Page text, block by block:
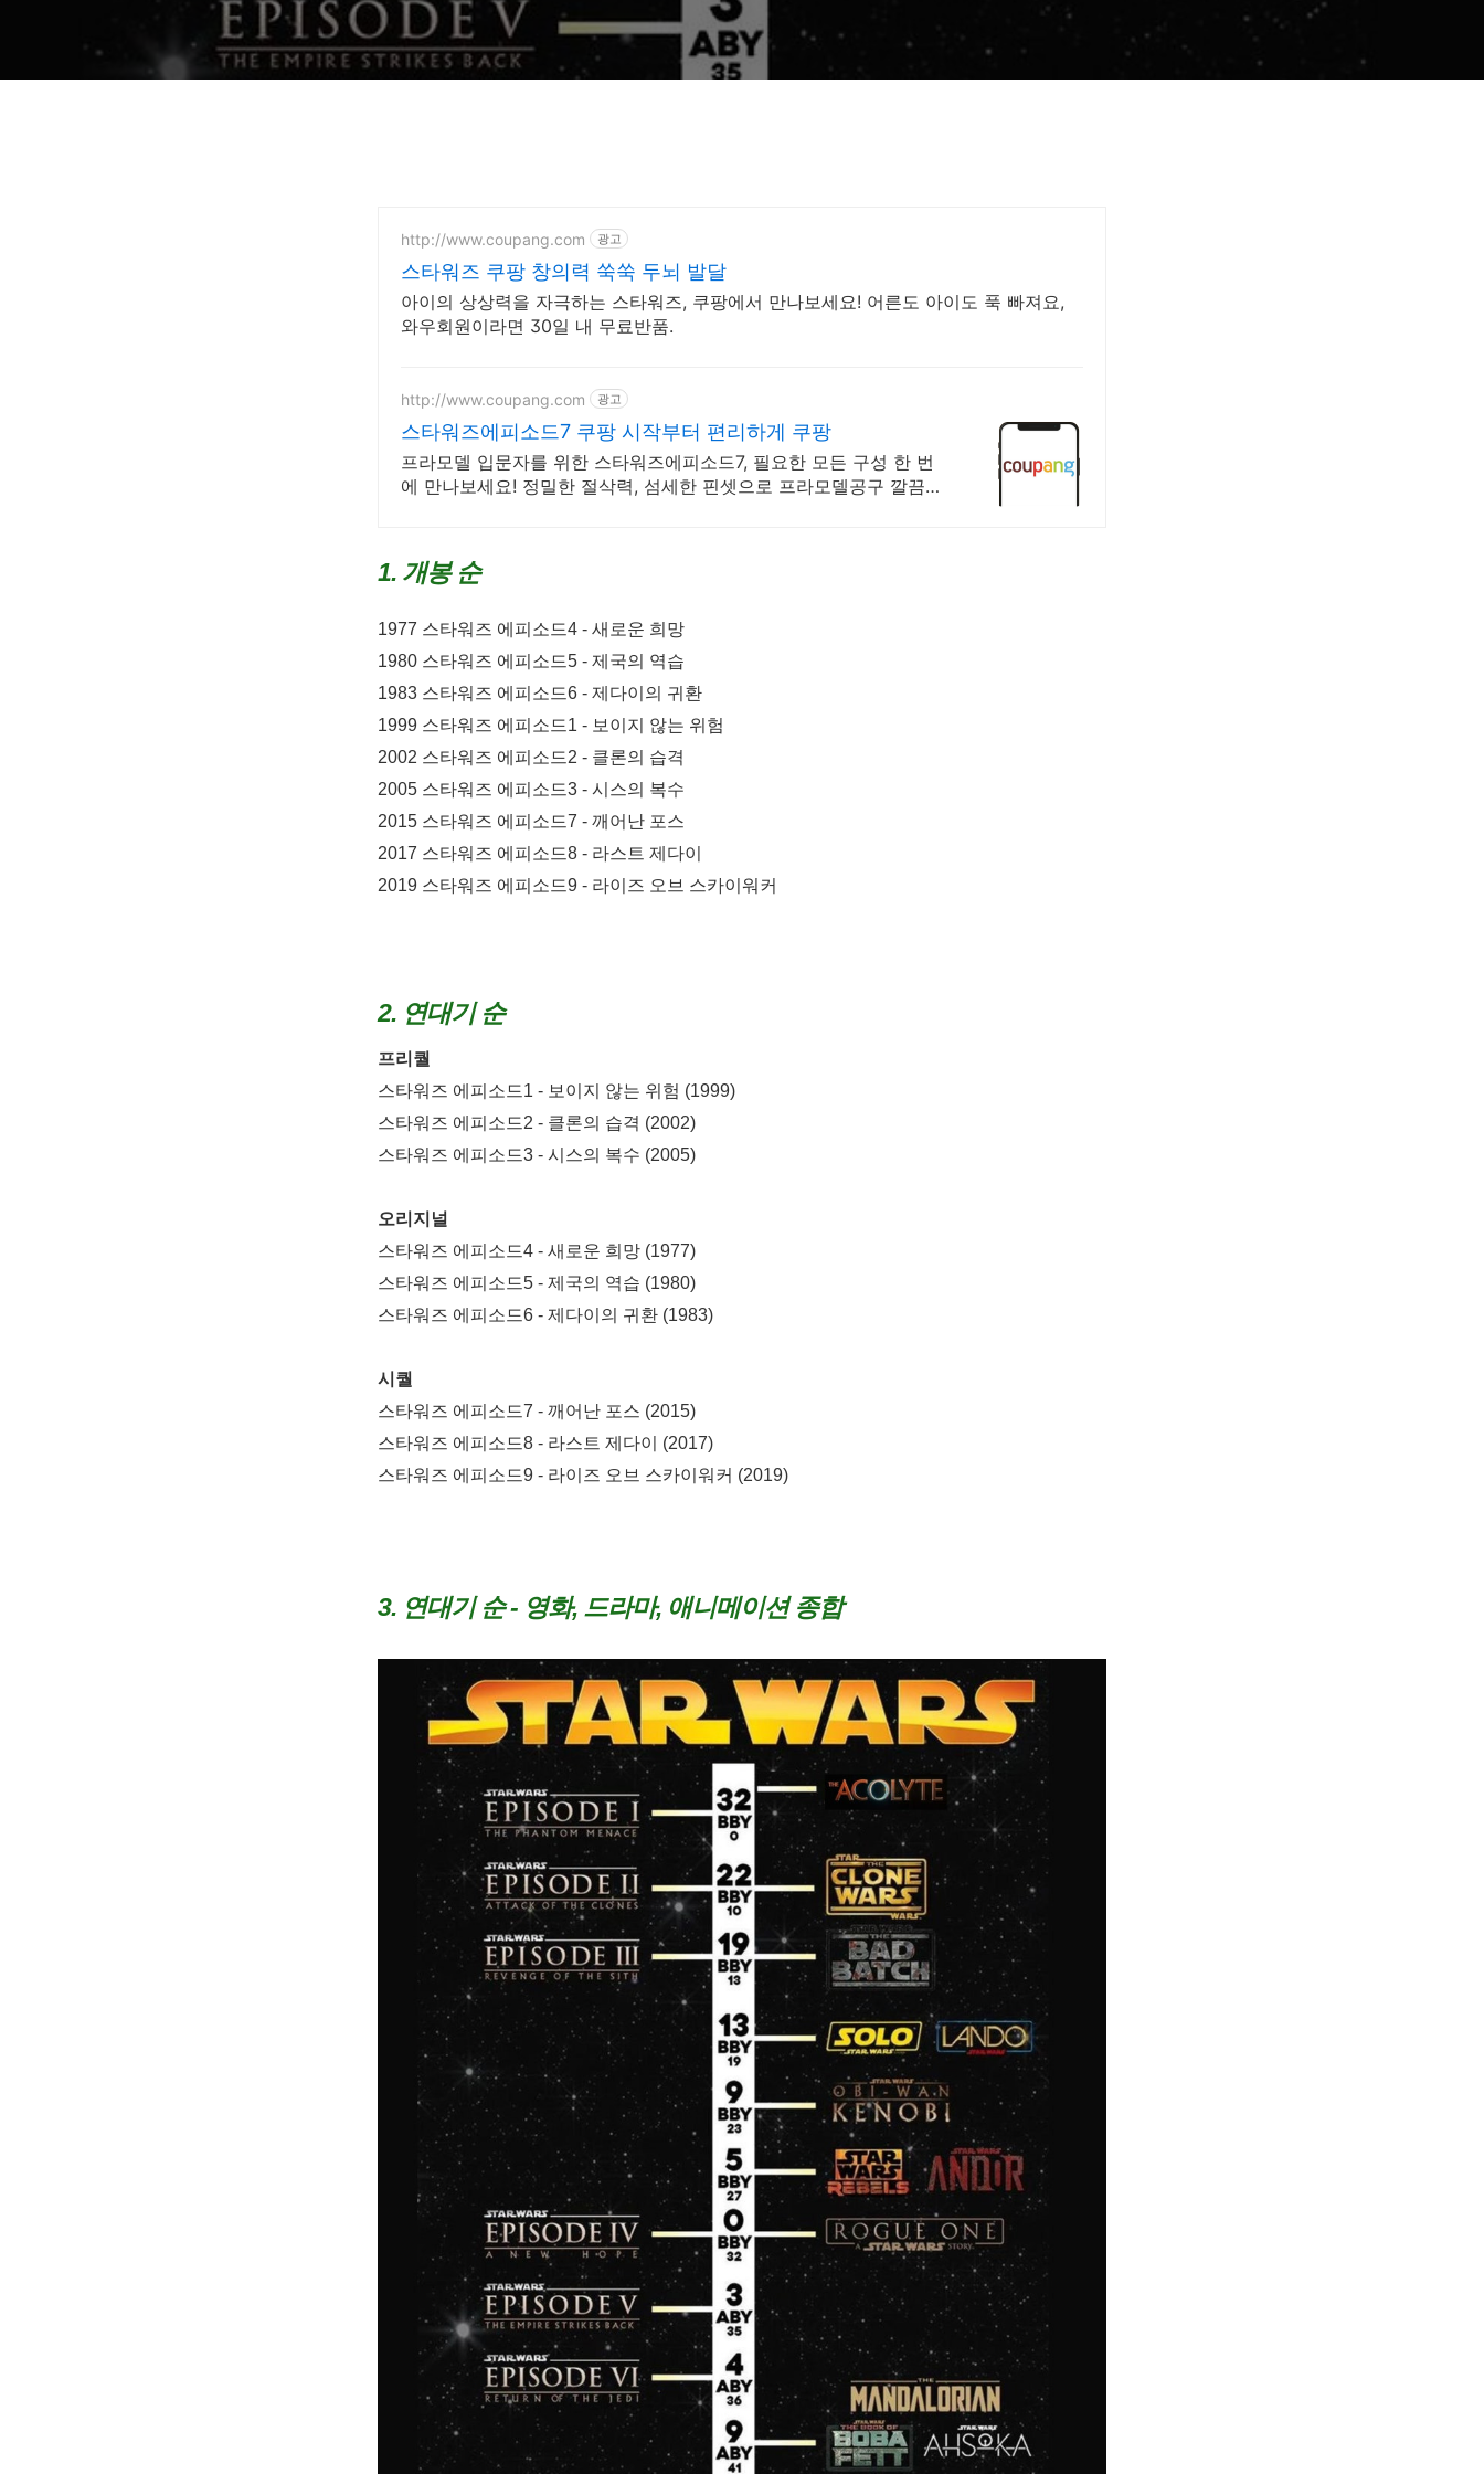
http://www.coupang.com 광고
스타워즈 쿠팡 창의력 쑥쑥 두뇌 발달
아이의 상상력을 자극하는 스타워즈, 쿠팡에서 만나보세요! 어른도 아이도 푹 빠져요,
와우회원이라면 30일 내 무료반품.
http://www.coupang.com 광고
스타워즈에피소드7 쿠팡 시작부터 편리하게 쿠팡
프라모델 입문자를 위한 스타워즈에피소드7, 필요한 모든 구성 한 번
에 만나보세요! 정밀한 절삭력, 섬세한 핀셋으로 프라모델공구 깔끔한
1. 개봉 순
1977 스타워즈 에피소드4 - 새로운 희망
1980 스타워즈 에피소드5 - 제국의 역습
1983 스타워즈 에피소드6 - 제다이의 귀환
1999 스타워즈 에피소드1 - 보이지 않는 위험
2002 스타워즈 에피소드2 - 클론의 습격
2005 스타워즈 에피소드3 - 시스의 복수
2015 스타워즈 에피소드7 - 깨어난 포스
2017 스타워즈 에피소드8 - 라스트 제다이
2019 스타워즈 에피소드9 - 라이즈 오브 스카이워커
2. 연대기 순
프리퀄
스타워즈 에피소드1 - 보이지 않는 위험 (1999)
스타워즈 에피소드2 - 클론의 습격 (2002)
스타워즈 에피소드3 - 시스의 복수 (2005)
오리지널
스타워즈 에피소드4 - 새로운 희망 (1977)
스타워즈 에피소드5 - 제국의 역습 (1980)
스타워즈 에피소드6 - 제다이의 귀환 (1983)
시퀄
스타워즈 에피소드7 - 깨어난 포스 (2015)
스타워즈 에피소드8 - 라스트 제다이
(2017)
스타워즈 에피소드9 - 라이즈 오브 스카이워커 (2019)
3. 연대기 순 - 영화, 드라마, 애니메이션 종합